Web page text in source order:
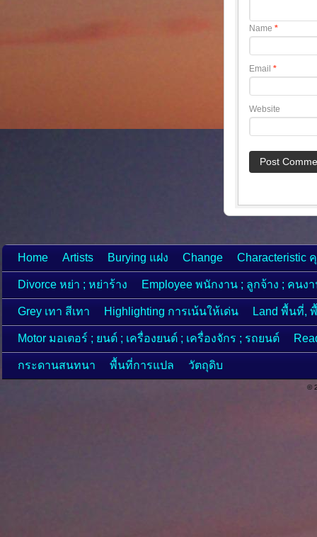
Name *
Email *
Website
Home Artists Burying แฝง Change Characteristic
Divorce หย่า ; หย่าร้าง Employee พนักงาน ; ลูกจ้าง ; คนง
Grey เทา สีเทา Highlighting การเน้นให้เด่น Land พื้นที่,
Motor มอเตอร์ ; ยนต์ ; เครื่องยนต์ ; เครื่องจักร ; รถยนต์
กระดานสนทนา พื้นที่การแปล วัตถุดิบ
©